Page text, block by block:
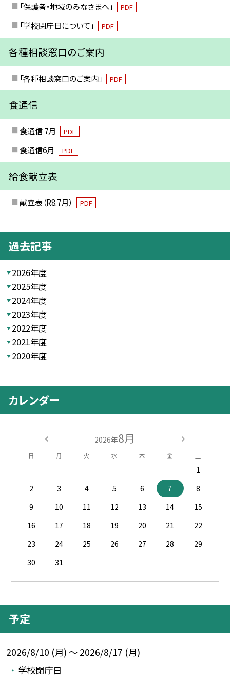
「保護者・地域のみなさまへ」 PDF
「学校閉庁日について」 PDF
各種相談窓口のご案内
「各種相談窓口のご案内」 PDF
食通信
食通信 7月 PDF
食通信6月 PDF
給食献立表
献立表（R8.7月） PDF
過去記事
2026年度
2025年度
2024年度
2023年度
2022年度
2021年度
2020年度
カレンダー
2026年8月
日 月 火 水 木 金 土
1
2
3 4 5 6 7
8
9
10 11 12 13 14
15
16
17 18 19 20 21
22
23
24 25 26 27 28
29
30
31
予定
2026/8/10 (月) ～ 2026/8/17 (月)
学校閉庁日